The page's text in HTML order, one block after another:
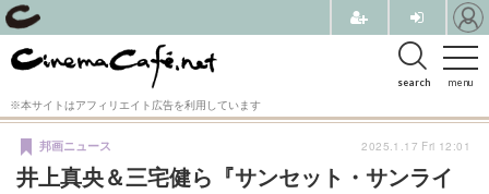
menu
search
※本サイトはアフィリエイト広告を利用しています
井上真央＆三宅健ら『サンセット・サンライ
邦画ニュース 2025.1.17 Fri 12:01